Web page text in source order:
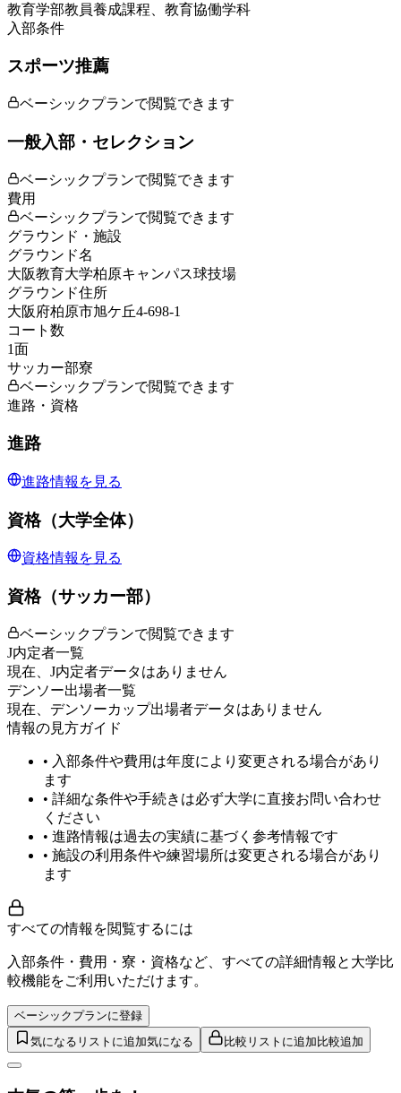
教育学部教員養成課程、教育協働学科
入部条件
スポーツ推薦
ベーシックプランで閲覧できます
一般入部・セレクション
ベーシックプランで閲覧できます
費用
ベーシックプランで閲覧できます
グラウンド・施設
グラウンド名
大阪教育大学柏原キャンパス球技場
グラウンド住所
大阪府柏原市旭ケ丘4-698-1
コート数
1面
サッカー部寮
ベーシックプランで閲覧できます
進路・資格
進路
進路情報を見る
資格（大学全体）
資格情報を見る
資格（サッカー部）
ベーシックプランで閲覧できます
J内定者一覧
現在、J内定者データはありません
デンソー出場者一覧
現在、デンソーカップ出場者データはありません
情報の見方ガイド
• 入部条件や費用は年度により変更される場合があり
ます
• 詳細な条件や手続きは必ず大学に直接お問い合わせ
ください
• 進路情報は過去の実績に基づく参考情報です
• 施設の利用条件や練習場所は変更される場合があり
ます
すべての情報を閲覧するには
入部条件・費用・寮・資格など、すべての詳細情報と大学比
較機能をご利用いただけます。
ベーシックプランに登録
気になるリストに追加気になる 比較リストに追加 比較追加